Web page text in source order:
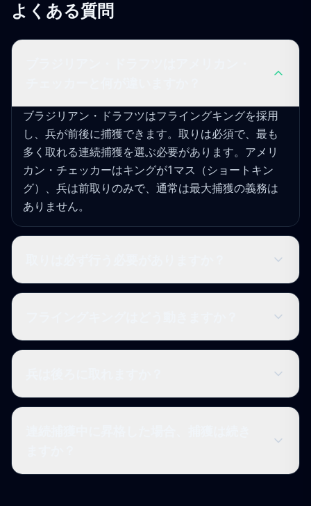
よくある質問
ブラジリアン・ドラフツはフライングキングを採用
し、兵が前後に捕獲できます。取りは必須で、最も
多く取れる連続捕獲を選ぶ必要があります。アメリ
カン・チェッカーはキングが1マス（ショートキン
グ）、兵は前取りのみで、通常は最大捕獲の義務は
ありません。